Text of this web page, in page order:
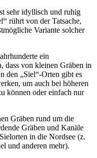
sehr idyllisch und ruhig
rührt von der Tatsache,
Variante solcher
ein
dass von kleinen Gräben in
den „Siel“-Orten gibt es
um auch bei höheren
können oder einfach nur
Gräben rund um die
Gräben und Kanäle
in die Nordsee (z.
und anderen mehr).